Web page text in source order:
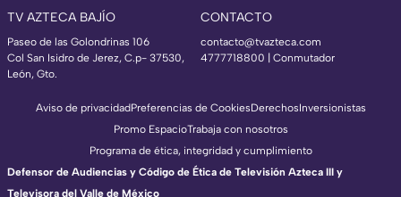
TV AZTECA BAJÍO
Paseo de las Golondrinas 106
Col San Isidro de Jerez, C.p- 37530,
León, Gto.
CONTACTO
contacto@tvazteca.com
4777718800 | Conmutador
Aviso de privacidadPreferencias de CookiesDerechosInversionistas
Promo EspacioTrabaja con nosotros
Programa de ética, integridad y cumplimiento
Defensor de Audiencias y Código de Ética de Televisión Azteca III y
Televisora del Valle de México